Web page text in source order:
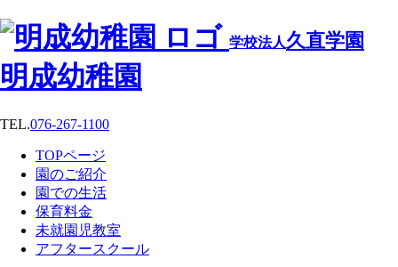
学校法人久直学園
明成幼稚園
TEL.076-267-1100
TOPページ
園のご紹介
園での生活
保育料金
未就園児教室
アフタースクール